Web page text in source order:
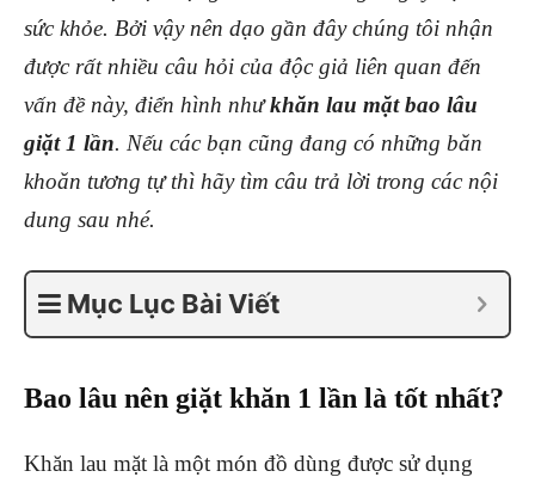
sức khỏe. Bởi vậy nên dạo gần đây chúng tôi nhận
được rất nhiều câu hỏi của độc giả liên quan đến
vấn đề này, điển hình nhưkhăn lau mặt bao lâu
giặt 1 lần. Nếu các bạn cũng đang có những băn
khoăn tương tự thì hãy tìm câu trả lời trong các nội
dung sau nhé.
Mục Lục Bài Viết
Bao lâu nên giặt khăn 1 lần là tốt nhất?
Khăn lau mặt là một món đồ dùng được sử dụng